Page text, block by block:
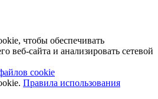
чтобы обеспечивать
веб-сайта и анализировать сетевой
cookie
Правила использования